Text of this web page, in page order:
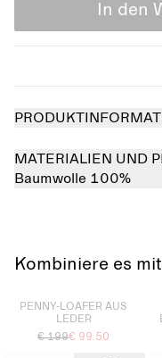
In den
MATERIALIEN UND
Baumwolle 100%
Kombiniere es mit
PENNY-LOAFER AUS
LEDER
€ 199€ 99.50